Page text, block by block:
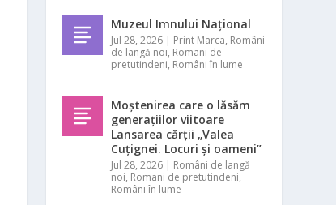
Muzeul Imnului Național
Jul 28, 2026 | Print Marca, Români
de langă noi, Romani de
pretutindeni, Români în lume
Moștenirea care o lăsăm
generațiilor viitoare
Lansarea cărții „Valea
Cuțignei. Locuri și oameni”
Jul 28, 2026 | Români de langă
noi, Romani de pretutindeni,
Români în lume